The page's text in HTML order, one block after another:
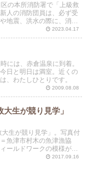
の本所消防署で「上級救
人の消防団員は、必ず受
地震、洪水の際に、消防
2023.04.17
には、赤倉温泉に到着。
日と明日は満室。近くの
、わたしひとりです。
2009.08.08
生が競り見学」
生が競り見学」。写真付
魚津市村木の魚津漁協
ールドワークの模様が紹
2017.09.16